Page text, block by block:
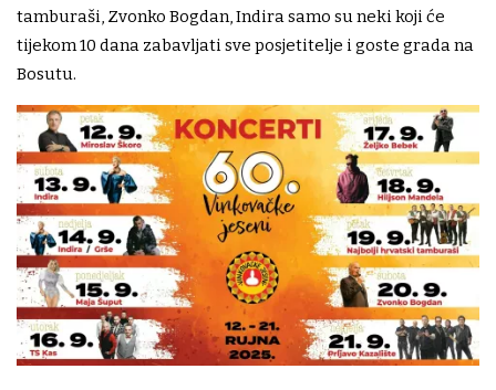
tamburaši, Zvonko Bogdan, Indira samo su neki koji će
tijekom 10 dana zabavljati sve posjetitelje i goste grada na
Bosutu.